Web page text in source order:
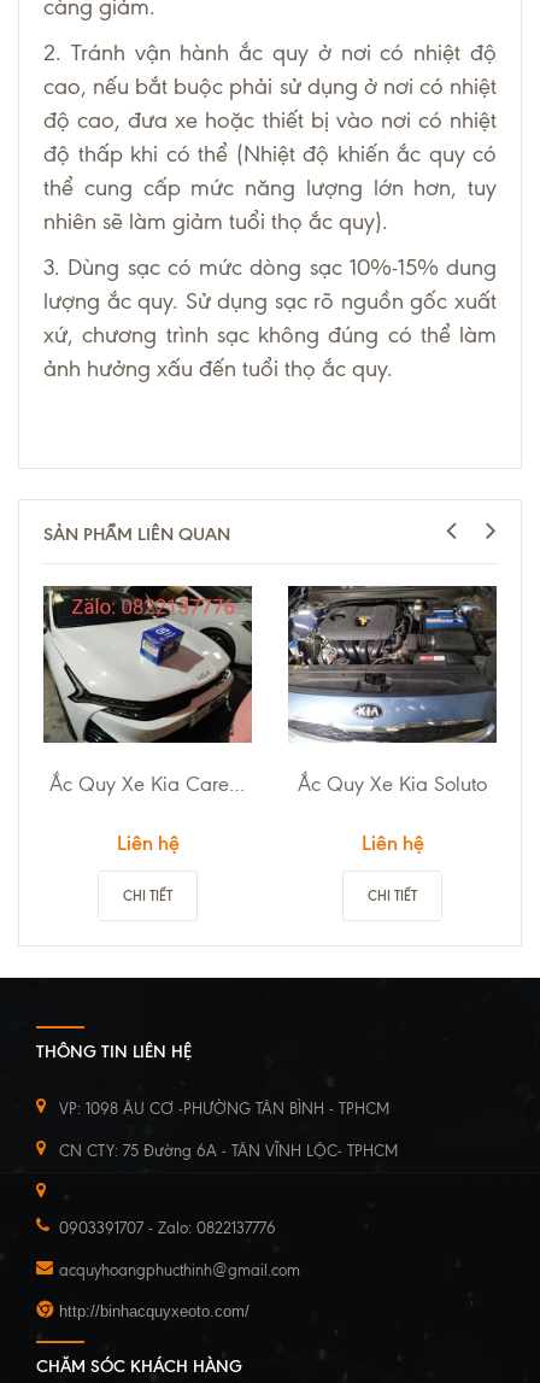
càng giảm.
2. Tránh vận hành ắc quy ở nơi có nhiệt độ
cao, nếu bắt buộc phải sử dụng ở nơi có nhiệt
độ cao, đưa xe hoặc thiết bị vào nơi có nhiệt
độ thấp khi có thể (Nhiệt độ khiến ắc quy có
thể cung cấp mức năng lượng lớn hơn, tuy
nhiên sẽ làm giảm tuổi thọ ắc quy).
3. Dùng sạc có mức dòng sạc 10%-15% dung
lượng ắc quy. Sử dụng sạc rõ nguồn gốc xuất
xứ, chương trình sạc không đúng có thể làm
ảnh hưởng xấu đến tuổi thọ ắc quy.
SẢN PHẨM LIÊN QUAN
Liên hệ
CHI TIẾT
Ắc Quy Xe Kia Soluto
Liên hệ
CHI TIẾT
THÔNG TIN LIÊN HỆ
VP: 1098 ÂU CƠ -PHƯỜNG TÂN BÌNH - TPHCM
CN CTY: 75 Đường 6A - TÂN VĨNH LỘC- TPHCM
0903391707 - Zalo: 0822137776
acquyhoangphucthinh@gmail.com
http://binhacquyxeoto.com/
CHĂM SÓC KHÁCH HÀNG